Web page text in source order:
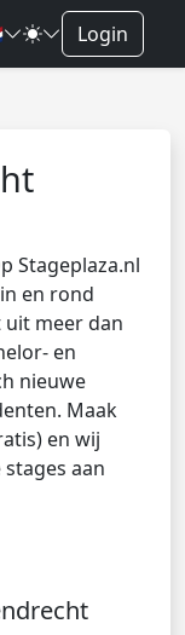
Login
Stageplaza.nl
en rond
uit meer dan
en
nieuwe
Maak
en wij
aan